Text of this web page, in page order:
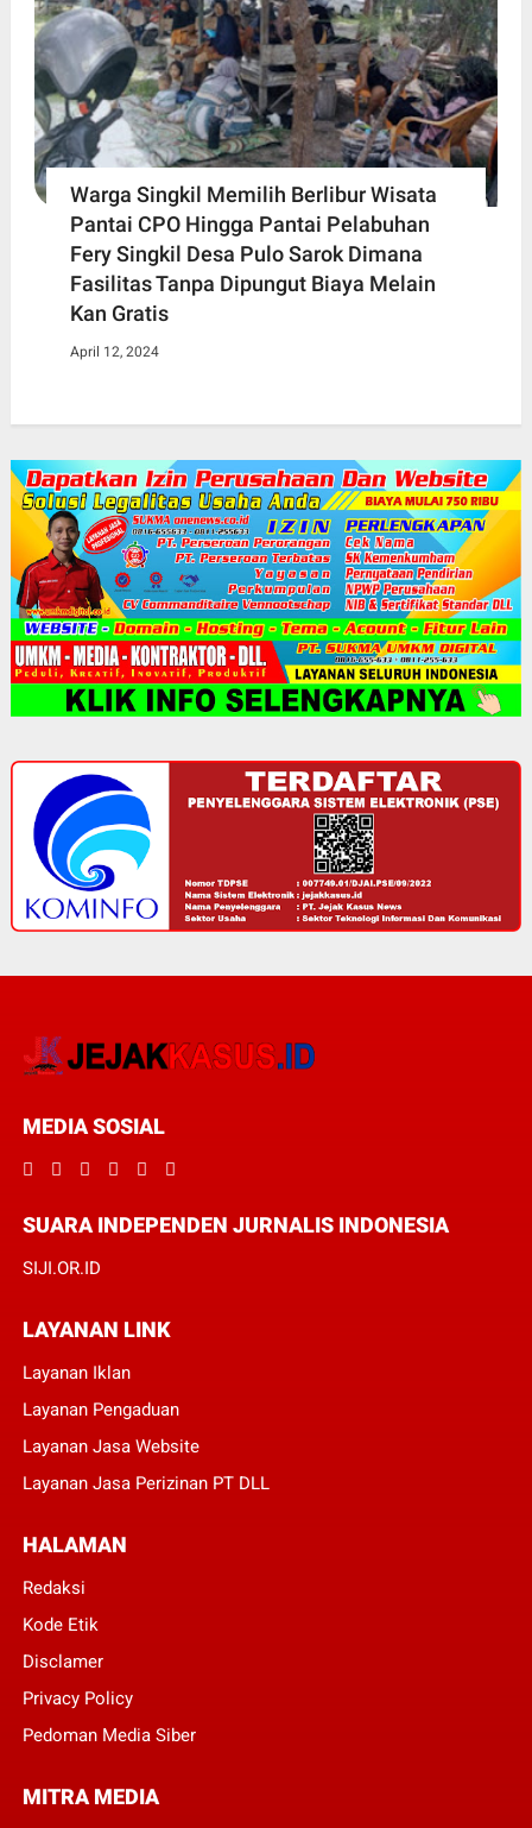
Warga Singkil Memilih Berlibur Wisata
Pantai CPO Hingga Pantai Pelabuhan
Fery Singkil Desa Pulo Sarok Dimana
Fasilitas Tanpa Dipungut Biaya Melain
Kan Gratis
April 12, 2024
MEDIA SOSIAL
SUARA INDEPENDEN JURNALIS INDONESIA
SIJI.OR.ID
LAYANAN LINK
Layanan Iklan
Layanan Pengaduan
Layanan Jasa Website
Layanan Jasa Perizinan PT DLL
HALAMAN
Redaksi
Kode Etik
Disclamer
Privacy Policy
Pedoman Media Siber
MITRA MEDIA